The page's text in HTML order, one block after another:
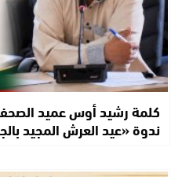
كلمة رشيد أوس عميد
ندوة «عيد العرش المجيد